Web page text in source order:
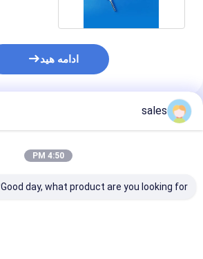
ادامه هید
محصولات توصیه شده
sales
4:50 PM
Good day, what product are you looking for?